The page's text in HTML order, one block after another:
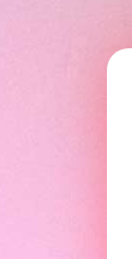
Optimum